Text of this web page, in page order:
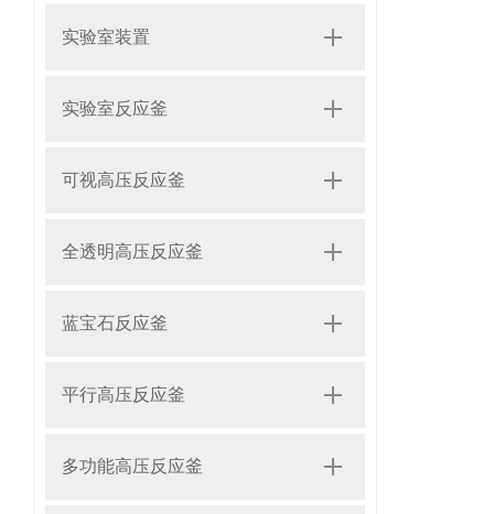
实验室装置
实验室反应釜
可视高压反应釜
全透明高压反应釜
蓝宝石反应釜
平行高压反应釜
多功能高压反应釜